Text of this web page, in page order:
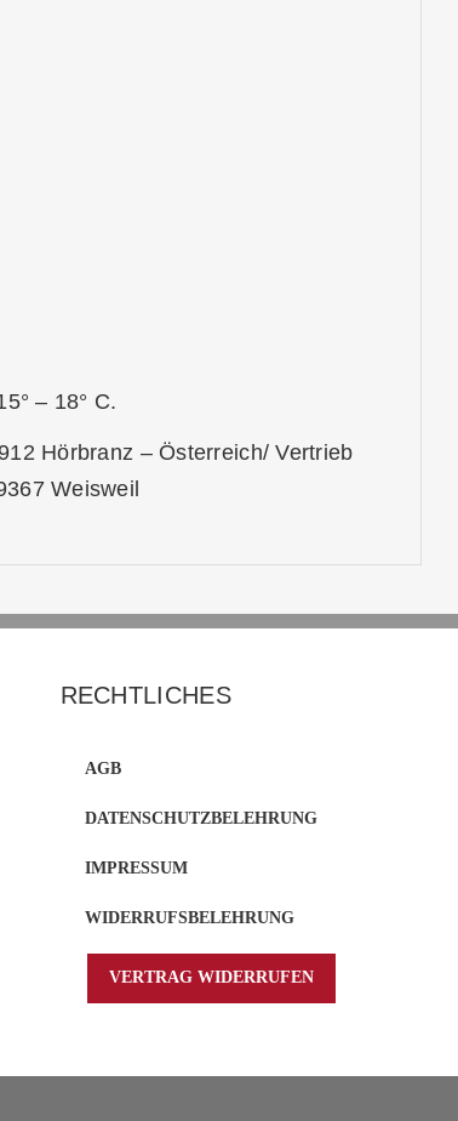
– 18° C.
Hörbranz – Österreich/ Vertrieb
Weisweil
RECHTLICHES
AGB
DATENSCHUTZBELEHRUNG
IMPRESSUM
WIDERRUFSBELEHRUNG
VERTRAG WIDERRUFEN